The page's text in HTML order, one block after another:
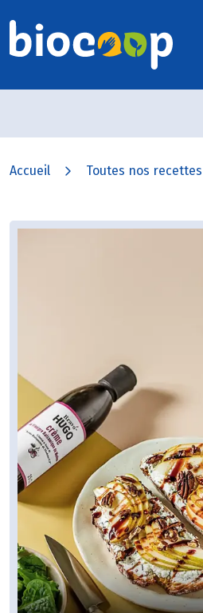
Accueil Toutes nos recettes